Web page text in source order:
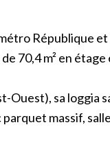
République
70,4 m² en étage
Ouest), sa loggia
massif,